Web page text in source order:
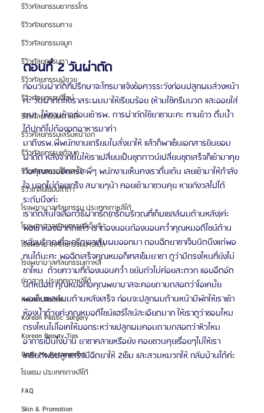
รีวิวศัลยกรรมขากรรไกร
รีวิวศัลยกรรมคาง
รีวิวศัลยกรรมจมูก
รีวิวศัลยกรรมตา
รีวิวศัลยกรรมผู้ชาย
รีวิวศัลยกรรมวีไลน์
รีวิวศัลยกรรมเกาหลี
รีวิวศัลยกรรมเสริมหน้าอก
รีวิวศัลยกรรมแก้จมูก
รีวิวศัลยกรรมโครงหน้า
รีวิวเกลี่ยไขมันใต้ตา
โรงพยาบาลศัลยกรรม ประเทศเกาหลีใต้
โรงพยาบาลศัลยกรรมจีเอ็นจี
โรงพยาบาลศัลยกรรมมาร์เบิ้ล
โรงพยาบาลศัลยกรรมเกาหลี
ข่าวสาร ประเทศเกาหลีใต้
Korean Doctor
Korean Plastic Surgery
Korean Beauty Tips
Oppa Me Recommend
โรงแรม ประเทศเกาหลีใต้
FAQ
Skin & Promotion
ตอนที่ 2 วันผ่าตัด
ก่อนวันผ่าตัดที่ปรึกษาจะโทรมาแจ้งข้อควรระวังก่อนปลูกผมล่วงหน้า
ค่ะ วันผ่าตัดให้เราสระผมมาให้เรียบร้อย (ห้ามใช้ครีมนวด และออยใส่
ผม)  ให้ทานข้าวก่อนเข้ารพ. การผ่าตัดใช้ยาชานะคะ ทานข้าว ดื่มน้ำ
ได้ปกติไม่ต้องอดอาหารมาค่า
มาถึงรพ.พี่พนักงานเตรียมใบสั่งยาให้ แล้วก็พาเซ็นเอกสารยินยอม
ผ่าตัด หลังจากนั้นให้เราเปลี่ยนเป็นชุดกาวน์เปลี่ยนชุดเสร็จก็เข้ามาคุย
กับคุณหมออีกครั้ง พี่ๆ พนักงานเห็นคงเราตื่นเต้น เลยเข้ามาให้กำลัง
ใจ บอกไม่ต้องเกร็ง สบายๆน้า คอยเข้ามาชวนคุย หายกังวลไปได้
ระดับนึงค่ะ
เราตัดสินใจเลือกวิธีผ่ากรีด(กรีดบริเวณที่เก็บเซลล์ผมด้านหลัง)ค่ะ
พอเข้าห้องผ่าตัดแล้ว เราต้องนอนต้องนอนคว่ำคุณหมอดีไซน์ด้าน
หลังบริเวณที่จะกรีดเอาเส้นผมออกมา ตอนฉีดยาชาเจ็บนิดนึงแต่พอ
ทนได้นะคะ พอฉีดเสร็จคุณหมอก็เทสเข็มยาชา ดูว่ามีตรงไหนที่ยังไม่
ชาไหม  ด้วยความที่ต้องนอนคว่ำ ขยับตัวไม่ค่อยสะดวก แอบอึดอัด
นิดหน่อย คุณหมอกับคุณพยาบาลจะคอยถามตลอดว่าโอเคมั้ย
พอเก็บเซลล์ผมด้านหลังเสร็จ ก่อนจะปลูกผมด้านหน้ามีพักให้เราเข้า
ห้องน้ำด้วยค่ะคุณหมอดีไซน์แฮร์ไลน์ละเอียดมาก ให้เราดูว่าชอบไหม
ตรงไหนไม่โอเคให้บอกระหว่างปลูกผมคอมถามตลอดว่าหิวไหม
อาการเป็นไงบ้าน ยาชาคลายหรือยัง คอยชวนคุยเรื่อยๆไม่ให้เรา
เครียดพอปลูกเสร็จมีฉีดยาให้ 2เข็ม และสวมหมวกให้ กลับบ้านได้ค่ะ